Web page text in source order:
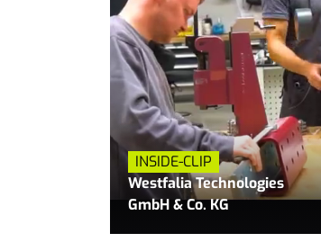
INSIDE-CLIP
Westfalia Technologies
GmbH & Co. KG